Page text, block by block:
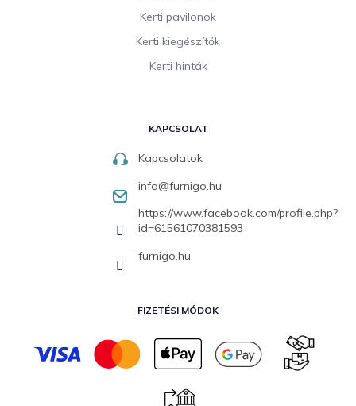
Kerti pavilonok
Kerti kiegészítők
Kerti hinták
KAPCSOLAT
Kapcsolatok
info@furnigo.hu
https://www.facebook.com/profile.php?
id=61561070381593
furnigo.hu
FIZETÉSI MÓDOK